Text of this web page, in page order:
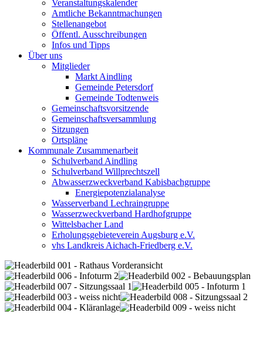
Veranstaltungskalender
Amtliche Bekanntmachungen
Stellenangebot
Öffentl. Ausschreibungen
Infos und Tipps
Über uns
Mitglieder
Markt Aindling
Gemeinde Petersdorf
Gemeinde Todtenweis
Gemeinschaftsvorsitzende
Gemeinschaftsversammlung
Sitzungen
Ortspläne
Kommunale Zusammenarbeit
Schulverband Aindling
Schulverband Willprechtszell
Abwasserzweckverband Kabisbachgruppe
Energiepotenzialanalyse
Wasserverband Lechraingruppe
Wasserzweckverband Hardhofgruppe
Wittelsbacher Land
Erholungsgebieteverein Augsburg e.V.
vhs Landkreis Aichach-Friedberg e.V.